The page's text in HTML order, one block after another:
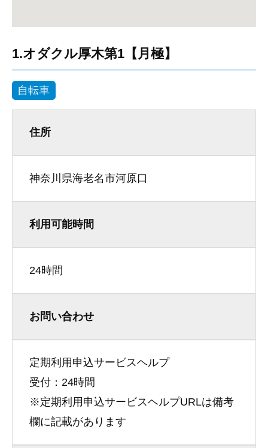
1.オダクル厚木第1【月極】
自転車
住所
神奈川県海老名市河原口
利用可能時間
24時間
お問い合わせ
定期利用申込サービスヘルプ
受付：24時間
※定期利用申込サービスヘルプURLは備考
欄に記載があります